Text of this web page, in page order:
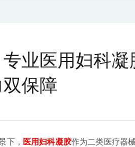
业医用妇科
保障
下， 医用妇科凝胶作为二类医疗器